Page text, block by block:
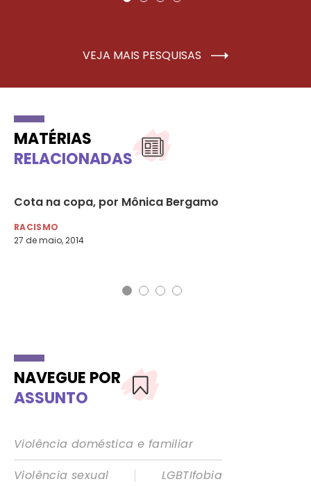
VEJA MAIS PESQUISAS
MATÉRIAS
RELACIONADAS
Cota na copa, por Mônica Bergamo
RACISMO
27 de maio, 2014
NAVEGUE POR
ASSUNTO
Violência doméstica e familiar
Violência sexual
|
LGBTIfobia